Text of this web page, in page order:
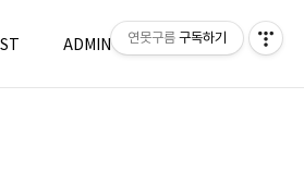
ADMIN WRITE
연못구름 구독하기